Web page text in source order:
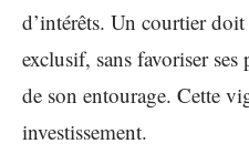
d’intérêts. Un courtier
exclusif, sans favoriser
de son entourage. Cette
investissement.